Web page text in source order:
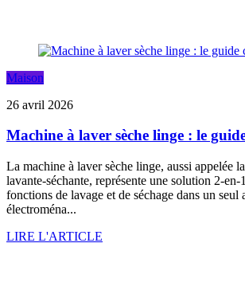
Maison
26 avril 2026
Machine à laver sèche linge : le
La machine à laver sèche linge, aussi appelée
lavante-séchante, représente une solution 2-
fonctions de lavage et de séchage dans un seul
électroména...
LIRE L'ARTICLE